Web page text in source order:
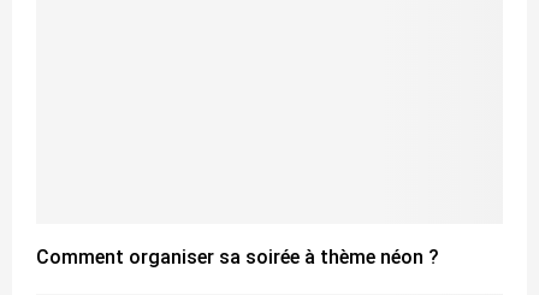
Comment organiser sa soirée à thème néon ?